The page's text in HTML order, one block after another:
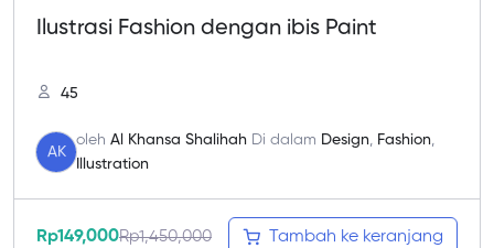
Ilustrasi Fashion dengan ibis Paint
45
AK
oleh Al Khansa Shalihah Di dalam Design, Fashion,
Illustration
Rp149,000Rp1,450,000 Tambah ke keranjang